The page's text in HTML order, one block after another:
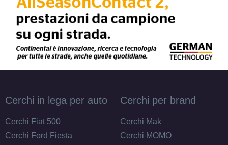
Cerchi in lega per auto
Cerchi Fiat 500
Cerchi Ford Fiesta
Cerchi per brand
Cerchi Mak
Cerchi MOMO